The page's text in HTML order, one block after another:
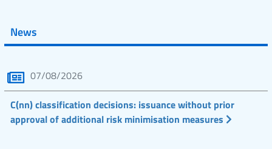
News
07/08/2026
C(nn) classification decisions: issuance without prior
approval of additional risk minimisation measures